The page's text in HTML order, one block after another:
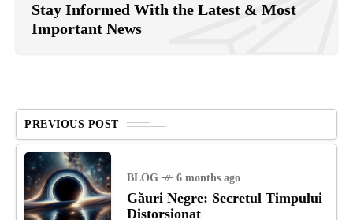
Stay Informed With the Latest & Most
Important News
PREVIOUS POST
BLOG 6 months ago
Găuri Negre: Secretul Timpului
Distorsionat